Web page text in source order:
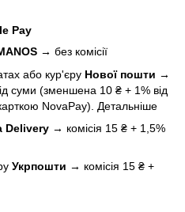
Pay
→ без комісії
або кур'єру Нової пошти →
суми (зменшена 10 ₴ + 1% від
NovaPay). Детальніше
Delivery → комісія 15 ₴ + 1,5%
Укрпошти → комісія 15 ₴ +